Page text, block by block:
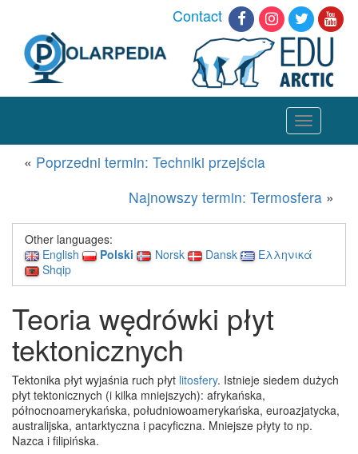
Contact
Toggle
navigation
« Poprzedni termin: Techniki przejścia
Najnowszy termin: Termosfera »
Other languages:
English
Polski Norsk Dansk
Ελληνικά
Shqip
Teoria wędrówki płyt
tektonicznych
Tektonika płyt wyjaśnia ruch płyt litosfery. Istnieje siedem dużych
płyt tektonicznych (i kilka mniejszych): afrykańska,
północnoamerykańska, południowoamerykańska, euroazjatycka,
australijska, antarktyczna i pacyficzna. Mniejsze płyty to np.
Nazca i filipińska.